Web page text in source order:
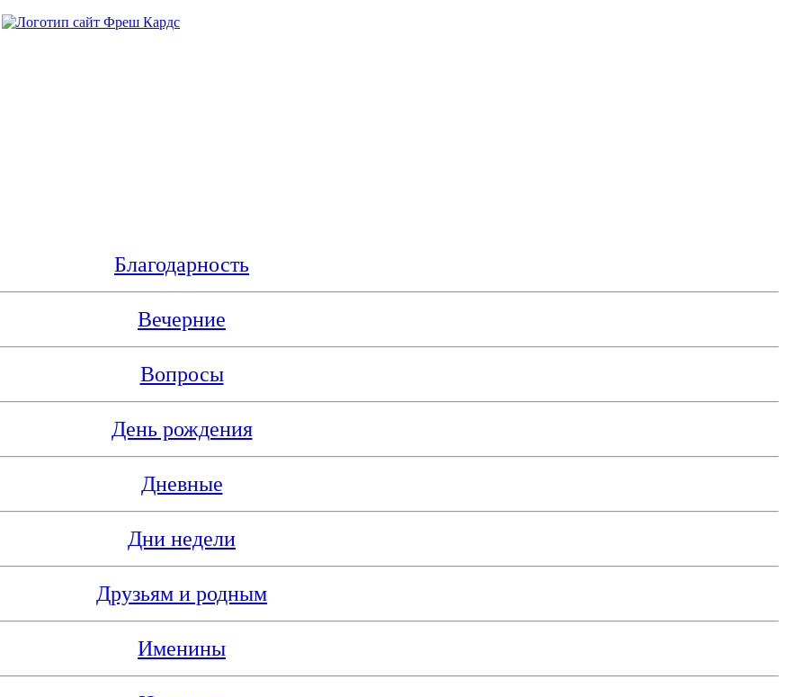
Благодарность
Вечерние
Вопросы
День рождения
Дневные
Дни недели
Друзьям и родным
Именины